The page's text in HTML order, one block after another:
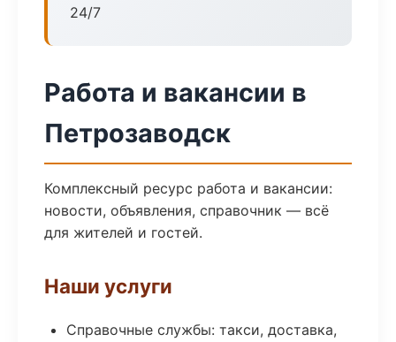
24/7
Работа и вакансии в
Петрозаводск
Комплексный ресурс работа и вакансии:
новости, объявления, справочник — всё
для жителей и гостей.
Наши услуги
Справочные службы: такси, доставка,